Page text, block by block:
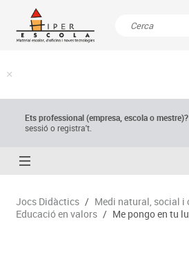
Ets professional (empresa,escola o mestre)?
sessió o registra't.
Jocs Didàctics / Medi natural, social i
Educació en valors / Me pongo en tu